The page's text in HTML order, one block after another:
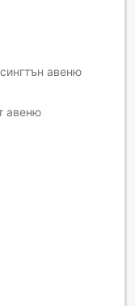
авеню
авеню